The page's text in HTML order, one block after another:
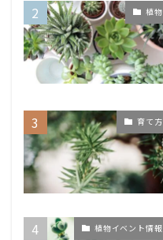
植物
育て方
植物イベント情報